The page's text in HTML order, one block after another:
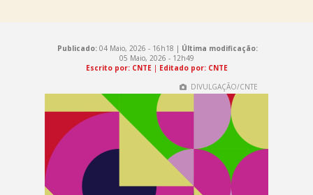
Publicado: 04 Maio, 2026 - 16h18 | Última modificação:
05 Maio, 2026 - 12h49
Escrito por: CNTE| Editado por: CNTE
DIVULGAÇÃO/CNTE